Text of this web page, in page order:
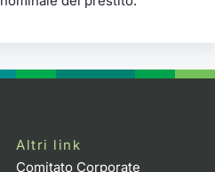
Altri link
Comitato Corporate